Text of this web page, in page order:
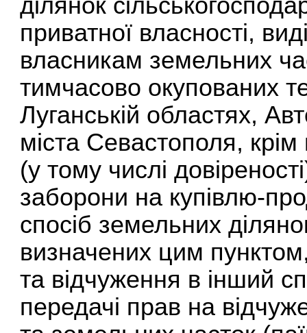
приватної власності,
власникам земельних
тимчасово окупованих
Луганській областях,
міста Севастополя,
(у тому числі
заборони на купівлю-
спосіб земельних
визначених цим пунктом,
та відчуження в інший
передачі прав на